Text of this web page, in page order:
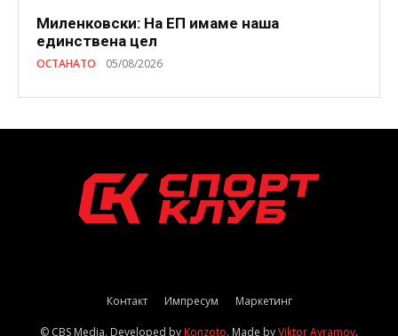
Миленковски: На ЕП имаме наша
единствена цел
ОСТАНАТО 05/08/2026
Контакт Импресум Маркетинг
© CBS Media. Developed byKonzoto. Made byViktor Avramov.